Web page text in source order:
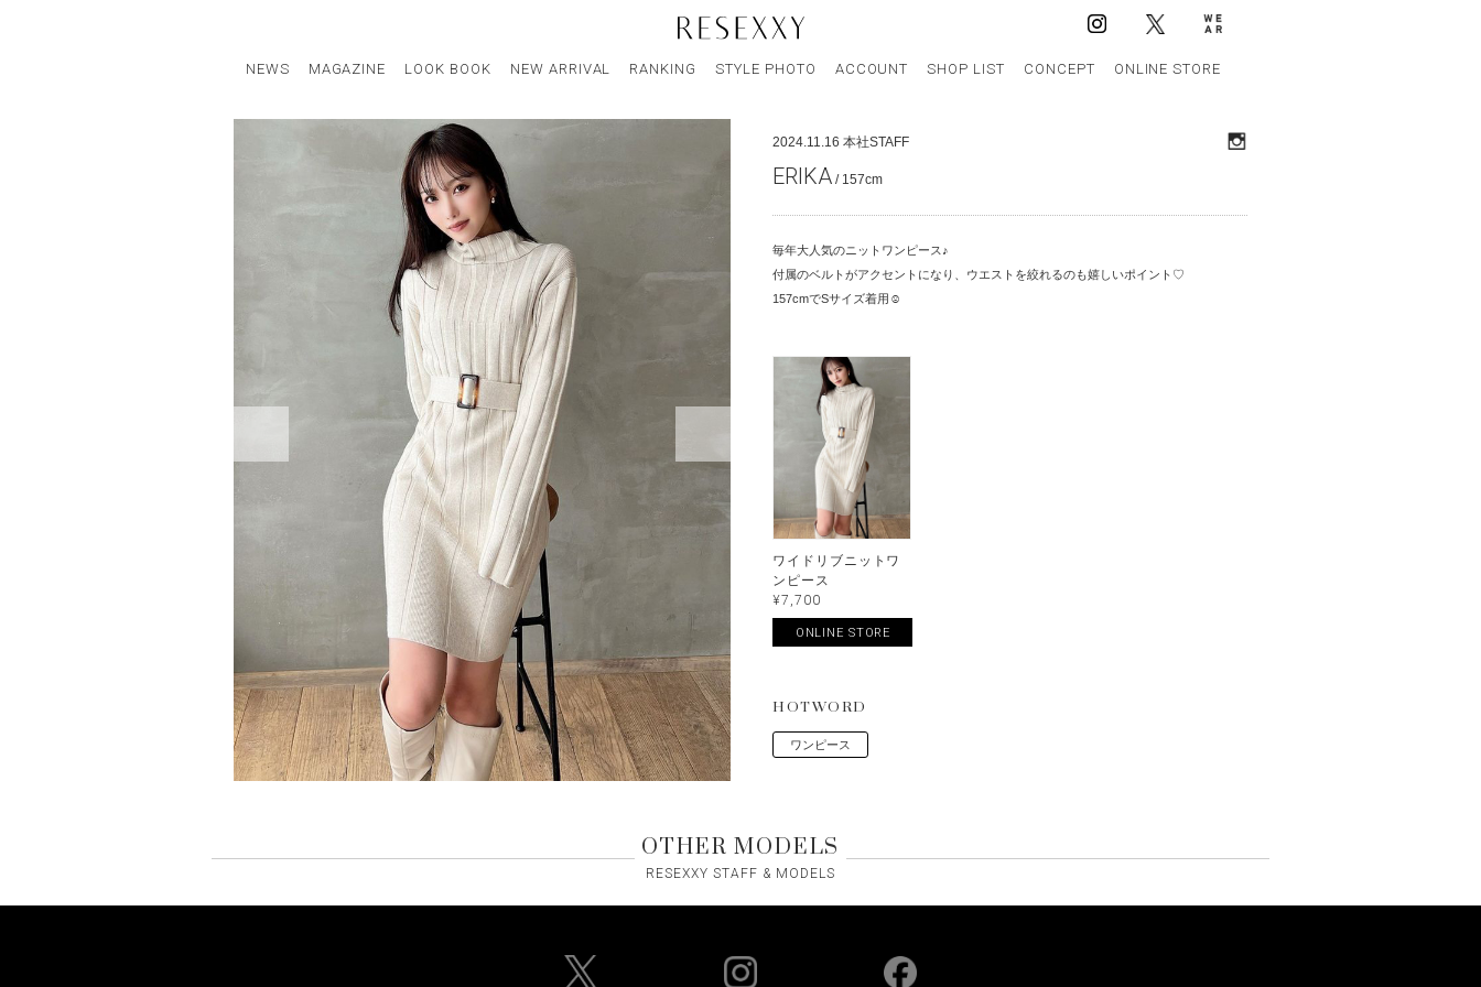
NEWS MAGAZINE LOOK BOOK NEW ARRIVAL RANKING STYLE PHOTO ACCOUNT SHOP LIST CONCEPT ONLINE STORE
2024.11.16 本社STAFF
ERIKA / 157cm
毎年大人気のニットワンピース♪
付属のベルトがアクセントになり、ウエストを絞れるのも嬉しいポイント♡
157cmでSサイズ着用☺︎
ワイドリブニットワ
ンピース
¥7,700
ONLINE STORE
HOTWORD
ワンピース
OTHER MODELS
RESEXXY STAFF & MODELS